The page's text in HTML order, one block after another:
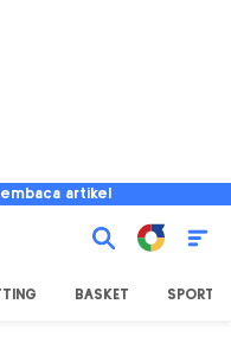
artikel
BASKET SPORT